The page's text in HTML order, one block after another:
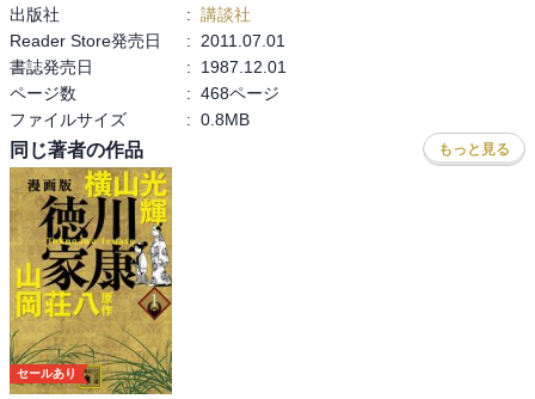
出版社
: 講談社
Reader Store発売日
:
2011.07.01
書誌発売日
:
1987.12.01
ページ数
: 468ページ
ファイルサイズ
: 0.8MB
同じ著者の作品 もっと見る
セールあり